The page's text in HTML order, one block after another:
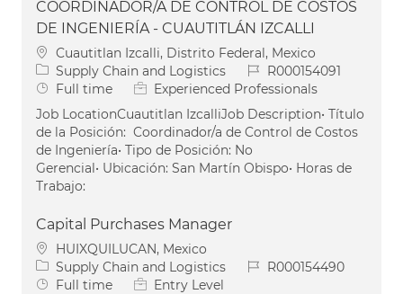
COORDINADOR/A DE CONTROL DE COSTOS
DE INGENIERÍA - CUAUTITLÁN IZCALLI
Location
Cuautitlan Izcalli, Distrito Federal, Mexico
Category
Supply Chain and Logistics Job IdR000154091
Job Type
Full time
Experienced Professionals
Job LocationCuautitlan IzcalliJob Description• Título
de la Posición: Coordinador/a de Control de Costos
de Ingeniería• Tipo de Posición: No
Gerencial• Ubicación: San Martín Obispo• Horas de
Trabajo:
Capital Purchases Manager
Location
HUIXQUILUCAN, Mexico
Category
Supply Chain and Logistics Job IdR000154490
Job Type
Full time
Entry Level